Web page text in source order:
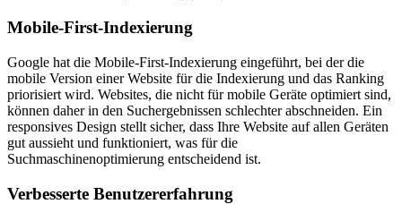
Mobile-First-Indexierung
Google hat die Mobile-First-Indexierung eingeführt, bei der die
mobile Version einer Website für die Indexierung und das Ranking
priorisiert wird. Websites, die nicht für mobile Geräte optimiert sind,
können daher in den Suchergebnissen schlechter abschneiden. Ein
responsives Design stellt sicher, dass Ihre Website auf allen Geräten
gut aussieht und funktioniert, was für die
Suchmaschinenoptimierung entscheidend ist.
Verbesserte Benutzererfahrung